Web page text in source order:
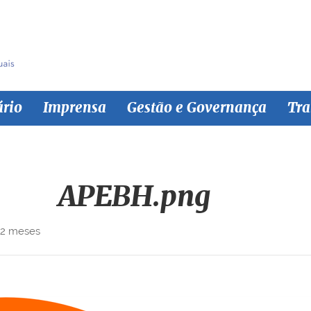
Imprensa Gestão e Governança
APEBH.png
meses